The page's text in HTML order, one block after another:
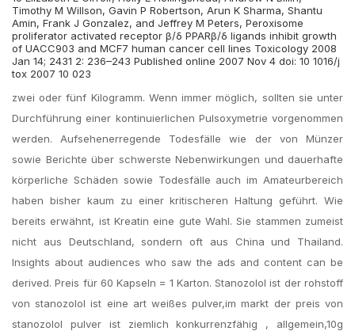
Timothy M Willson, Gavin P Robertson, Arun K Sharma, Shantu
Amin, Frank J Gonzalez, and Jeffrey M Peters, Peroxisome
proliferator activated receptor β/δ PPARβ/δ ligands inhibit growth
of UACC903 and MCF7 human cancer cell lines Toxicology 2008
Jan 14; 2431 2: 236–243 Published online 2007 Nov 4 doi: 10 1016/j
tox 2007 10 023
zwei oder fünf Kilogramm. Wenn immer möglich, sollten sie unter
Durchführung einer kontinuierlichen Pulsoxymetrie vorgenommen
werden. Aufsehenerregende Todesfälle wie der von Münzer
sowie Berichte über schwerste Nebenwirkungen und dauerhafte
körperliche Schäden sowie Todesfälle auch im Amateurbereich
haben bisher kaum zu einer kritischeren Haltung geführt. Wie
bereits erwähnt, ist Kreatin eine gute Wahl. Sie stammen zumeist
nicht aus Deutschland, sondern oft aus China und Thailand.
Insights about audiences who saw the ads and content can be
derived. Preis für 60 Kapseln = 1 Karton. Stanozolol ist der rohstoff
von stanozolol ist eine art weißes pulver,im markt der preis von
stanozolol pulver ist ziemlich konkurrenzfähig , allgemein,10g